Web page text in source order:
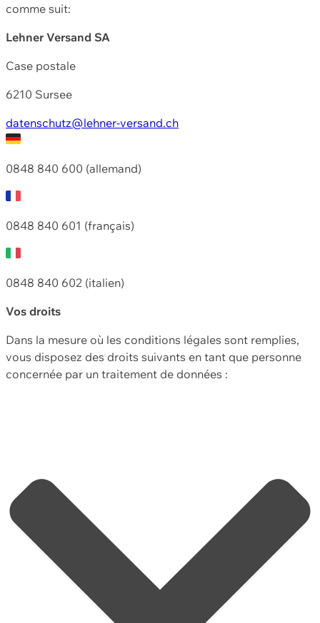
comme suit:
Lehner Versand SA
Case postale
6210 Sursee
datenschutz@lehner-versand.ch
0848 840 600 (allemand)
0848 840 601 (français)
0848 840 602 (italien)
Vos droits
Dans la mesure où les conditions légales sont remplies,
vous disposez des droits suivants en tant que personne
concernée par un traitement de données :